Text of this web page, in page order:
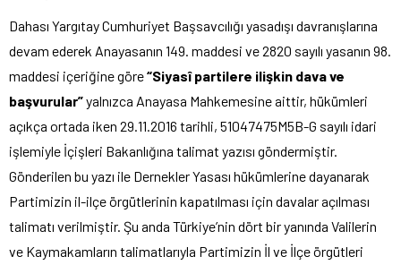
Dahası Yargıtay Cumhuriyet Başsavcılığı yasadışı davranışlarına
devam ederek Anayasanın 149. maddesi ve 2820 sayılı yasanın 98.
maddesi içeriğine göre“Siyasî partilere ilişkin dava ve
başvurular”yalnızca Anayasa Mahkemesine aittir, hükümleri
açıkça ortada iken 29.11.2016 tarihli, 51047475M5B-G sayılı idari
işlemiyle İçişleri Bakanlığına talimat yazısı göndermiştir.
Gönderilen bu yazı ile Dernekler Yasası hükümlerine dayanarak
Partimizin il-ilçe örgütlerinin kapatılması için davalar açılması
talimatı verilmiştir. Şu anda Türkiye’nin dört bir yanında Valilerin
ve Kaymakamların talimatlarıyla Partimizin İl ve İlçe örgütleri